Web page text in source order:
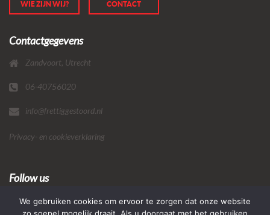
WIE ZIJN WIJ? CONTACT
Contactgegevens
Zandvoort, Utrecht
06-40756020
info@frettiggestoord.nl
Privacy- en cookieverklaring
Follow us
We gebruiken cookies om ervoor te zorgen dat onze website